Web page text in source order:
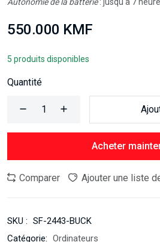
550.000 KMF
5 produits disponibles
Quantité
Acheter
Comparer Ajouter une liste
SKU : SF-2443-BUCK
Catégorie: Ordinateurs